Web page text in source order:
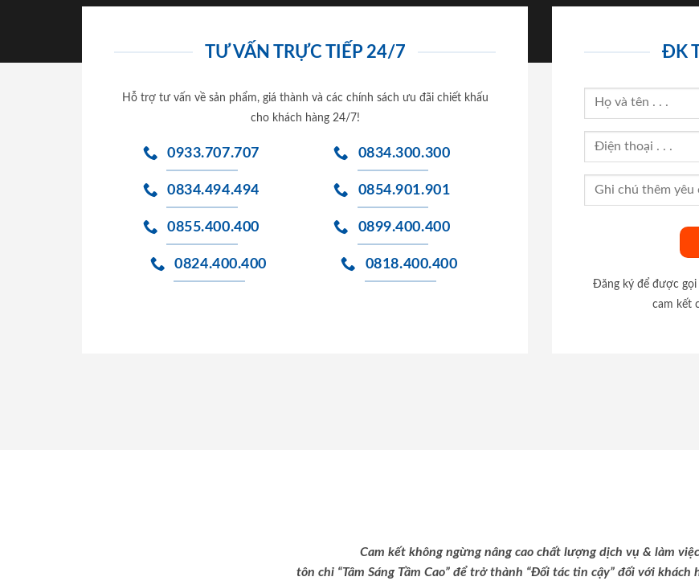
TƯ VẤN TRỰC TIẾP 24/7
Hỗ trợ tư vấn về sản phẩm, giá thành và các chính sách ưu đãi chiết khấu
cho khách hàng 24/7!
0933.707.707
0834.494.494
0855.400.400
0824.400.400
0834.300.300
0854.901.901
0899.400.400
0818.400.400
ĐK
Đăng ký để được
cam kết
Cam kết không ngừng nâng cao chất lượng dịch vụ & làm
tôn chỉ “Tâm Sáng Tầm Cao” để trở thành “Đối tác tin cậy” đối với khách